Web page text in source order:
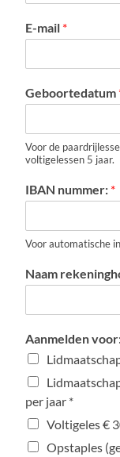
E-mail *
Geboortedatum
Voor de
voltigelessen 5 jaar.
IBAN nummer: *
Voor automatische
Naam
Aanmelden
per jaar *
Voltigeles €
Opstaples